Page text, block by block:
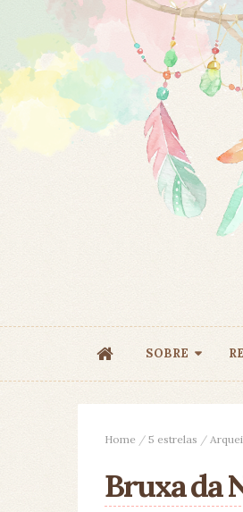
SOBRE
Home / 5 estrelas /
Bruxa da